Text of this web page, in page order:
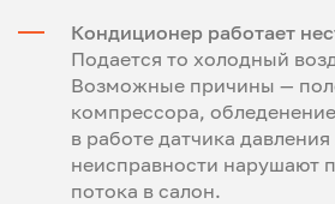
Кондиционер работает
Подается то холодный
Возможные причины —
компрессора,
в работе датчика
неисправности нарушают
потока в салон.